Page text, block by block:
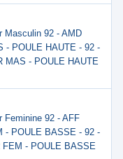
Masculin 92 - AMD
- POULE HAUTE - 92 -
MAS - POULE HAUTE
Feminine 92 - AFF
- POULE BASSE - 92 -
FEM - POULE BASSE